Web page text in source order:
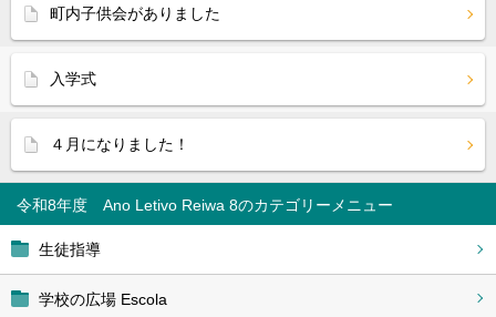
令和8年度 Ano Letivo Reiwa 8
生徒指導
学校の広場 Escola
町内子供会がありました
入学式
４月になりました！